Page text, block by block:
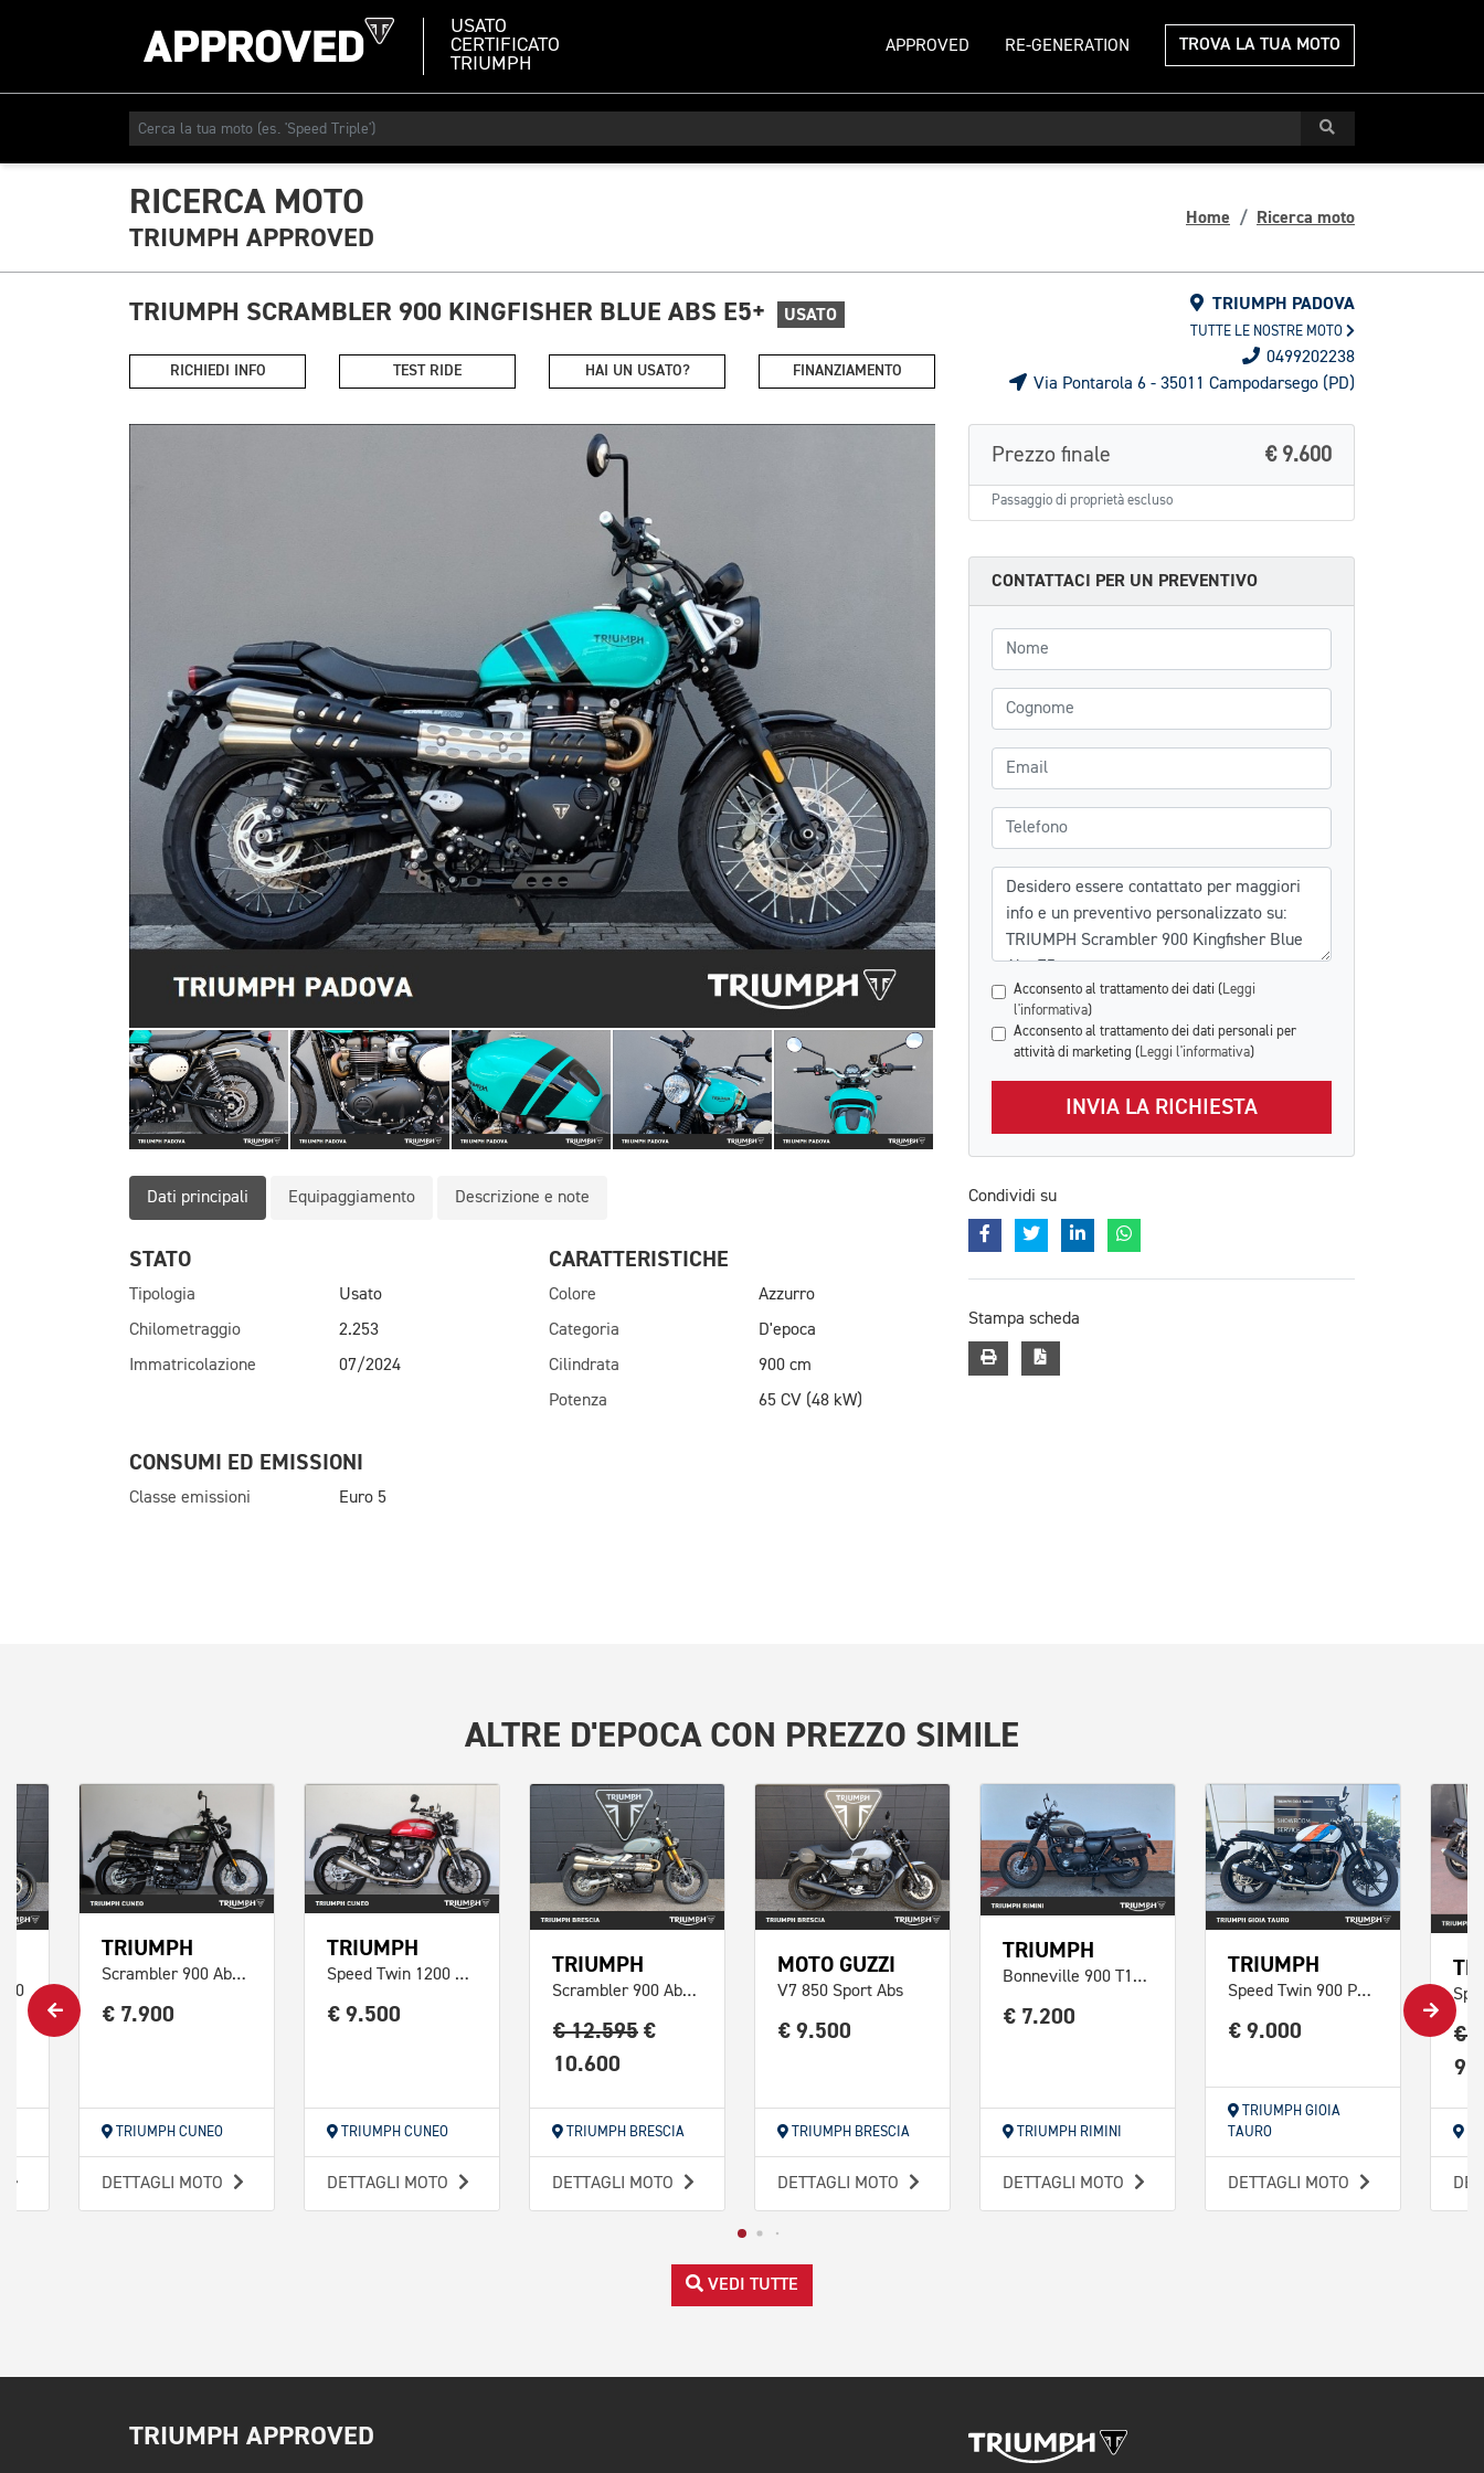
USATO
CERTIFICATO
TRIUMPH
APPROVED RE-GENERATION TROVA LA TUA MOTO
RICERCA MOTO
TRIUMPH APPROVED
Home Ricerca moto
TRIUMPH SCRAMBLER 900 KINGFISHER BLUE ABS E5+ USATO
RICHIEDI INFO TEST RIDE HAI UN USATO? FINANZIAMENTO
TRIUMPH PADOVA
TUTTE LE NOSTRE MOTO
0499202238
Via Pontarola 6 - 35011 Campodarsego (PD)
Dati principali Equipaggiamento Descrizione e note
STATO
Tipologia
Usato
Chilometraggio
2.253
Immatricolazione
07/2024
CARATTERISTICHE
Colore
Azzurro
Categoria
D'epoca
Cilindrata
900 cm
Potenza
65 CV (48 kW)
CONSUMI ED EMISSIONI
Classe emissioni Euro 5
Prezzo finale € 9.600
Passaggio di proprietà escluso
CONTATTACI PER UN PREVENTIVO
Nome
Cognome
Email
Telefono
Messaggio
Acconsento al trattamento dei dati ( Leggi
l'informativa)
Acconsento al trattamento dei dati personali per
attività di marketing ( Leggi l'informativa)
INVIA LA RICHIESTA
Condividi su
Stampa scheda
ALTRE D'EPOCACON PREZZO SIMILE
TRIUMPH
Scrambler 900 Abs E5
€ 7.900
TRIUMPH CUNEO
DETTAGLI MOTO
TRIUMPH
Speed Twin 1200 Abs
€ 9.500
TRIUMPH CUNEO
DETTAGLI MOTO
TRIUMPH
Scrambler 900 Abs E5+
€ 12.595 €
10.600
TRIUMPH BRESCIA
DETTAGLI MOTO
MOTO GUZZI
V7 850 Sport Abs
€ 9.500
TRIUMPH BRESCIA
DETTAGLI MOTO
TRIUMPH
Bonneville 900 T100 Black
€ 7.200
TRIUMPH RIMINI
DETTAGLI MOTO
TRIUMPH
Speed Twin 900 Pure White/Blue/Orange Abs
€ 9.000
TRIUMPH GIOIA
TAURO
DETTAGLI MOTO
€
VEDI TUTTE
TRIUMPH APPROVED